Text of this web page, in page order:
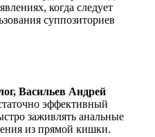
когда следует
суппозиториев
Васильев Андрей
эффективный
заживлять анальные
из прямой кишки.